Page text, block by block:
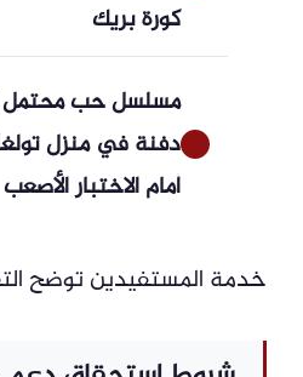
كورة بريك
دفنة في منزل
أمام الاختبار الأصعب
خدمة المستفيدين توضح